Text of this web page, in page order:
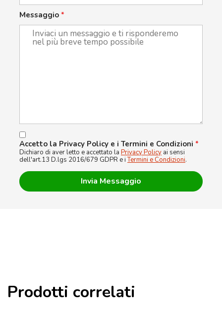
Messaggio *
Accetto la Privacy Policy e i Termini e Condizioni *
Dichiaro di aver letto e accettato la Privacy Policy ai sensi
dell'art.13 D.lgs 2016/679 GDPR e iTermini e Condizioni.
Prodotti correlati